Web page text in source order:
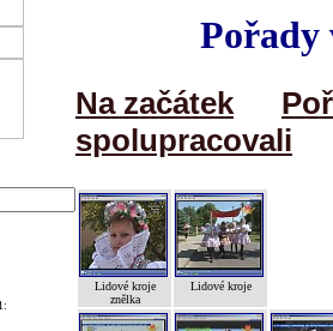
Pořady
Na začátek
spolupracovali
Lidové kroje
znělka
Lidové kroje